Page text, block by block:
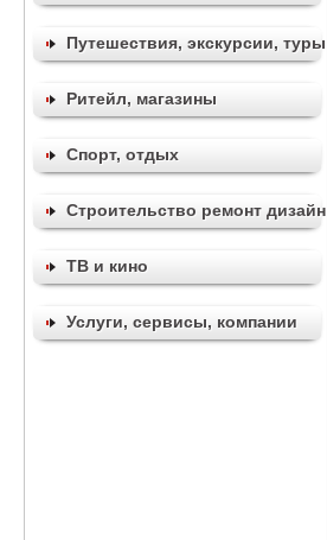
Путешествия, экскурсии, туры
Ритейл, магазины
Спорт, отдых
Строительство ремонт дизайн
ТВ и кино
Услуги, сервисы, компании